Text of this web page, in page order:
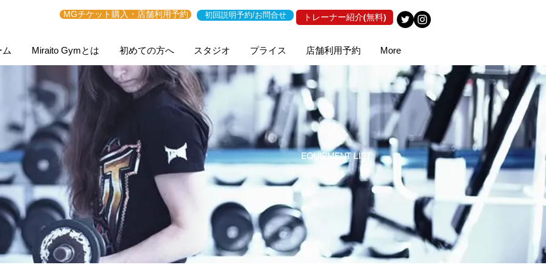
初回説明予約/お問合せ
Miraito Gymとは 初めての方へ スタジオ プライス 店舗利用予約 More
MGチケット購入・店舗利用予約 トレーナー紹介(無料)
EQUIPMENT LIST